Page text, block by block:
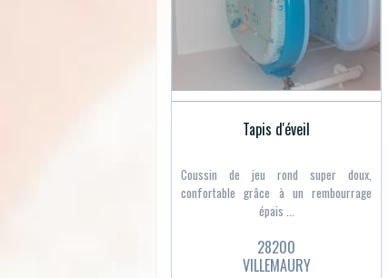
Tapis d'éveil
Coussin de jeu rond super doux,
confortable grâce à un rembourrage
épais ...
28200
VILLEMAURY